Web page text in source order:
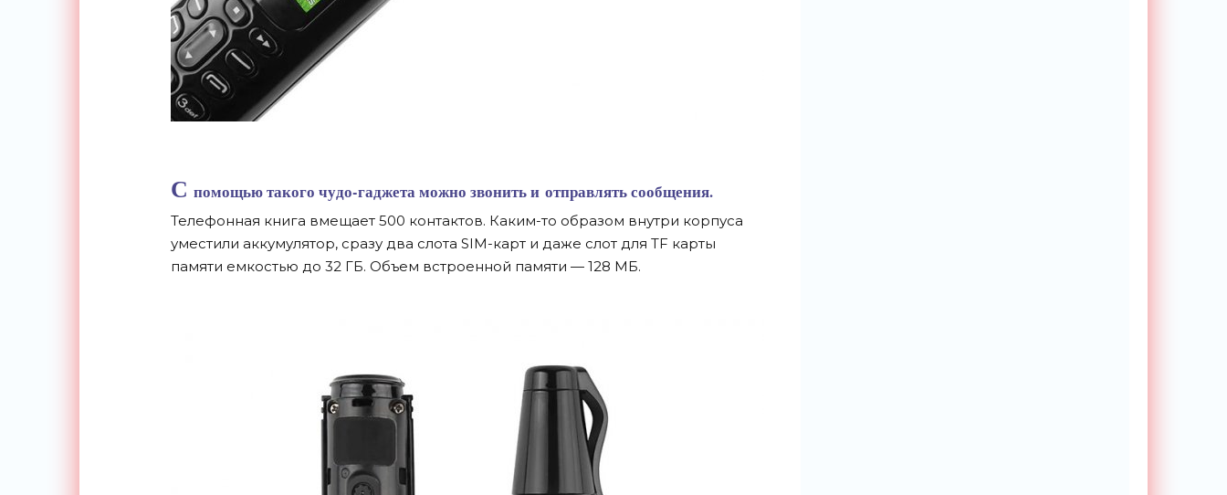
С помощью такого чудо-гаджетаможно звонить и отправлять сообщения.
Телефонная книга вмещает 500 контактов. Каким-то образом внутри корпуса
уместили аккумулятор, сразу два слота SIM-карти даже слот для TF карты
памяти емкостью до 32 ГБ. Объем встроенной памяти —128 МБ.